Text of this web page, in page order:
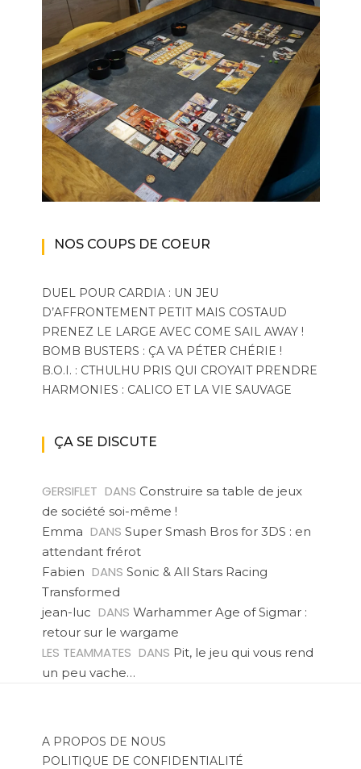
NOS COUPS DE COEUR
DUEL POUR CARDIA : UN JEU
D’AFFRONTEMENT PETIT MAIS COSTAUD
PRENEZ LE LARGE AVEC COME SAIL AWAY !
BOMB BUSTERS : ÇA VA PÉTER CHÉRIE !
B.O.I. : CTHULHU PRIS QUI CROYAIT PRENDRE
HARMONIES : CALICO ET LA VIE SAUVAGE
ÇA SE DISCUTE
GERSIFLET DANS Construire sa table de jeux
de société soi-même !
Emma DANS Super Smash Bros for 3DS : en
attendant frérot
Fabien DANS Sonic & All Stars Racing
Transformed
jean-luc DANS Warhammer Age of Sigmar :
retour sur le wargame
LES TEAMMATES DANS Pit, le jeu qui vous rend
un peu vache…
A PROPOS DE NOUS
POLITIQUE DE CONFIDENTIALITÉ